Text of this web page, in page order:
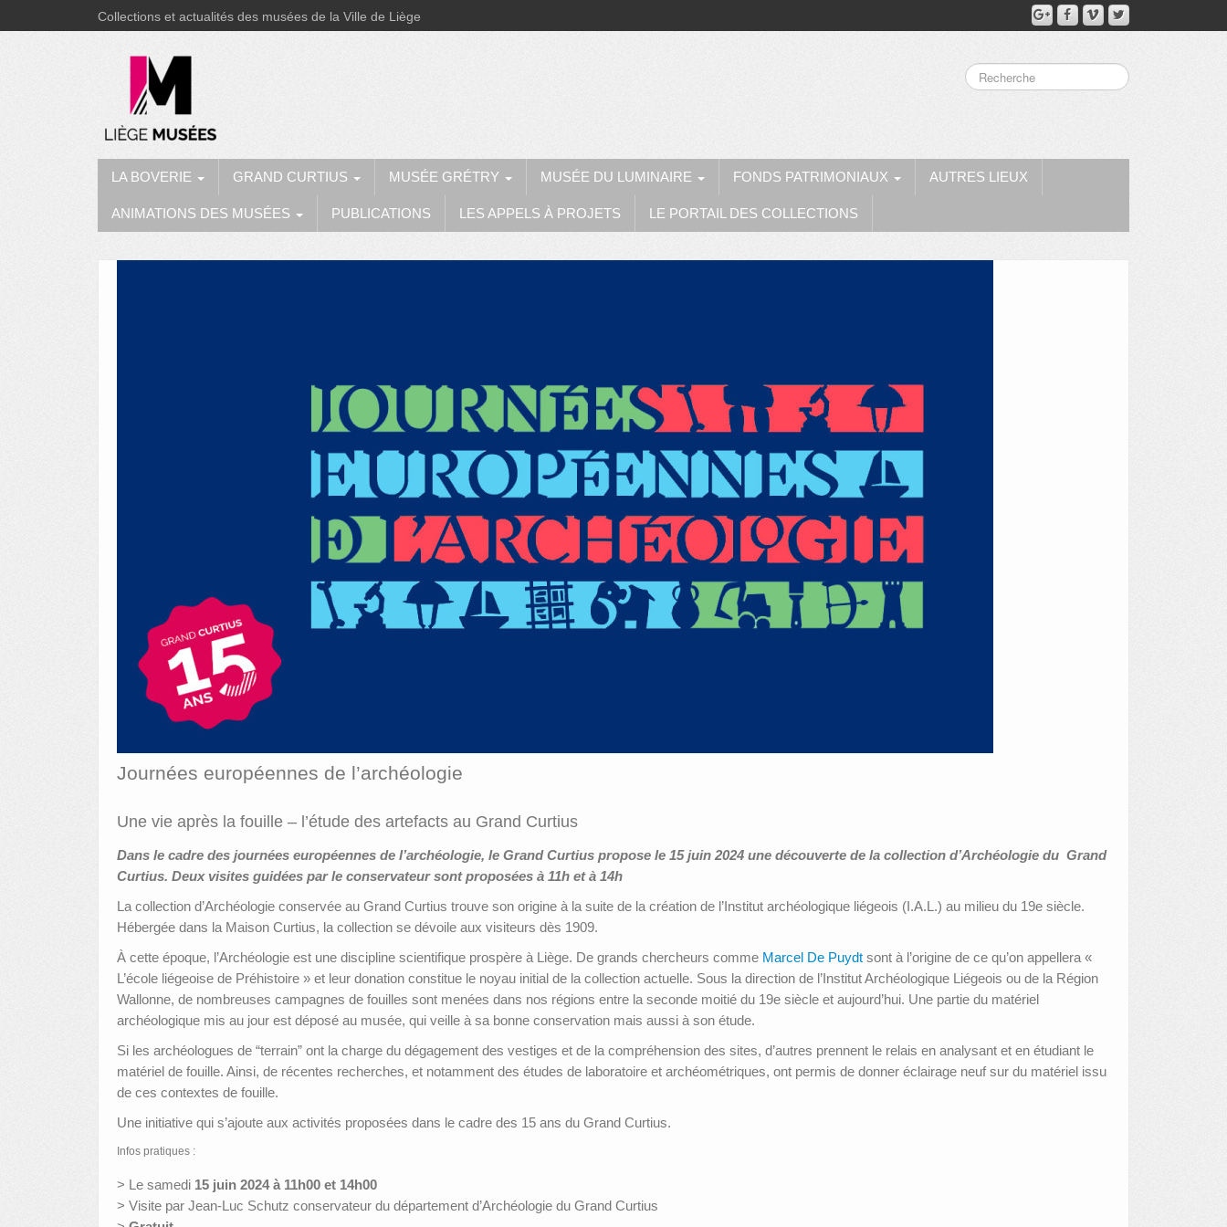
Collections et actualités des musées de la Ville de Liège
LA BOVERIE GRAND CURTIUS MUSÉE GRÉTRY MUSÉE DU LUMINAIRE FONDS PATRIMONIAUX AUTRES LIEUX
ANIMATIONS DES MUSÉES PUBLICATIONS LES APPELS À PROJETS LE PORTAIL DES COLLECTIONS
Journées européennes de l’archéologie
Une vie après la fouille – l’étude des artefacts au Grand Curtius
Dans le cadre des journées européennes de l’archéologie, le Grand Curtius propose le 15 juin 2024 une découverte de la collection d’Archéologie du Grand
Curtius. Deux visites guidées par le conservateur sont proposées à 11h et à 14h
La collection d’Archéologie conservée au Grand Curtius trouve son origine à la suite de la création de l’Institut archéologique liégeois (I.A.L.) au milieu du 19e siècle.
Hébergée dans la Maison Curtius, la collection se dévoile aux visiteurs dès 1909.
À cette époque, l’Archéologie est une discipline scientifique prospère à Liège. De grands chercheurs comme Marcel De Puydt sont à l’origine de ce qu’on appellera «
L’école liégeoise de Préhistoire » et leur donation constitue le noyau initial de la collection actuelle. Sous la direction de l’Institut Archéologique Liégeois ou de la Région
Wallonne, de nombreuses campagnes de fouilles sont menées dans nos régions entre la seconde moitié du 19e siècle et aujourd’hui. Une partie du matériel
archéologique mis au jour est déposé au musée, qui veille à sa bonne conservation mais aussi à son étude.
Si les archéologues de “terrain” ont la charge du dégagement des vestiges et de la compréhension des sites, d’autres prennent le relais en analysant et en étudiant le
matériel de fouille. Ainsi, de récentes recherches, et notamment des études de laboratoire et archéométriques, ont permis de donner éclairage neuf sur du matériel issu
de ces contextes de fouille.
Une initiative qui s’ajoute aux activités proposées dans le cadre des 15 ans du Grand Curtius.
Infos pratiques :
> Le samedi 15 juin 2024 à 11h00 et 14h00
> Visite par Jean-Luc Schutz conservateur du département d’Archéologie du Grand Curtius